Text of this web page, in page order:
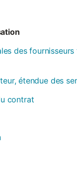
des
étendue des
contrat